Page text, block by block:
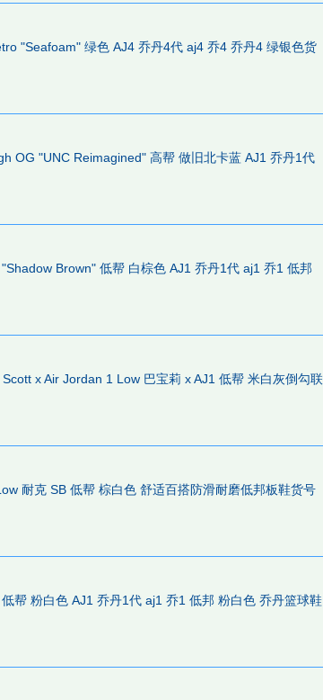
"Seafoam" 绿色 AJ4 乔丹4代 aj4 乔4 乔丹4 绿银色货
OG "UNC Reimagined" 高帮 做旧北卡蓝 AJ1 乔丹1代
Brown" 低帮 白棕色 AJ1 乔丹1代 aj1 乔1 低邦
x Air Jordan 1 Low 巴宝莉 x AJ1 低帮 米白灰倒勾联
耐克 SB 低帮 棕白色 舒适百搭防滑耐磨低邦板鞋货号
帮 粉白色 AJ1 乔丹1代 aj1 乔1 低邦 粉白色 乔丹篮球鞋